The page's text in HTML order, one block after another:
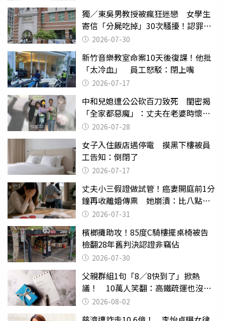
獨／東吳男教授被瘋狂迷戀 女學生
寄信「分屍吃掉」30次騷擾！認罪免
關 2026-07-30
新竹音樂教室命案10天後復課！他批
「太冷血」 員工怒駁：閉上嘴
2026-07-17
中和兒媳遭公公砍百刀致死 閨密揭
「全家都惡魔」：丈夫在老婆時懷孕
摔東西
2026-07-28
女子入住飯店遇停電 摸黑下樓被員
工告知：倒閉了
2026-07-17
丈夫小三假證做試管！癌妻開庭前1分
鐘再收離婚傳票 她崩潰：比八點檔
還扯2026-07-31
檳榔攤助攻！85度C騎樓擺桌椅被告
檢翻28年舊判決認證非竊佔
2026-07-30
父親群組1句「8／8快到了」掀熱
議！ 10萬人笑翻：高鐵疏運也沒列
父親節
2026-08-02